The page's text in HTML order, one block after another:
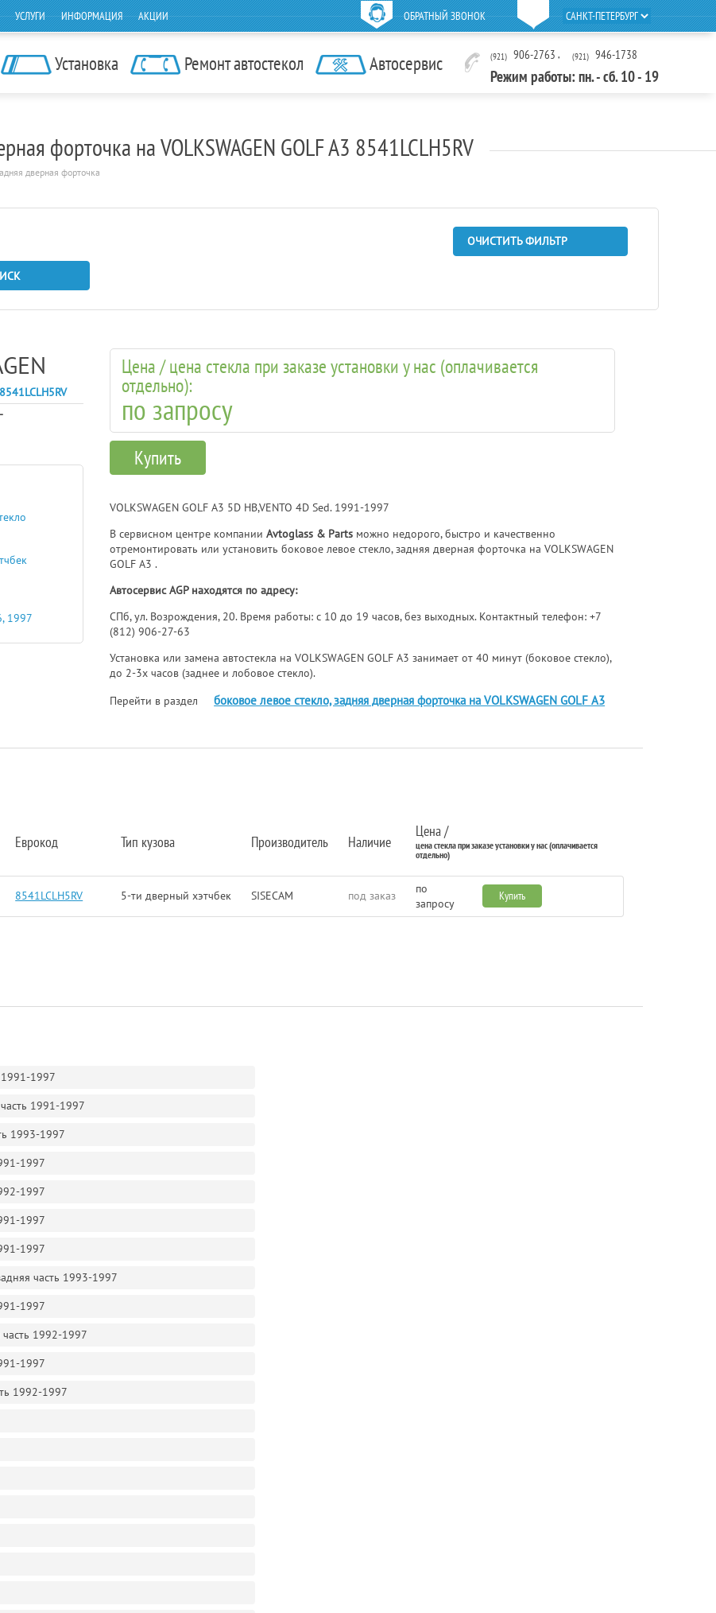
ОБРАТНЫЙ ЗВОНОК
УСЛУГИ ИНФОРМАЦИЯ АКЦИИ
Установка Ремонт автостекол Автосервис (921) 906-2763 , (921) 946-1738
Режим работы: пн. - сб. 10 - 19
форточка на VOLKSWAGEN GOLF A3 8541LCLH5RV
дверная форточка
ОЧИСТИТЬ ФИЛЬТР
8541LCLH5RV
-
1997
Цена / цена стекла при заказе установки у нас (оплачивается
отдельно):
по запросу
Купить
VOLKSWAGEN GOLF A3 5D HB,VENTO 4D Sed. 1991-1997
В сервисном центре компанииAvtoglass & Parts можно недорого, быстро и качественно
отремонтировать или установить боковое левое стекло, задняя дверная форточка на VOLKSWAGEN
GOLF A3 .
Автосервис AGP находятся по адресу:
СПб, ул. Возрождения, 20. Время работы: с 10 до 19 часов, без выходных. Контактный телефон:+7
(812) 906-27-63
Установка или замена автостекла на VOLKSWAGEN GOLF A3 занимает от 40 минут (боковое стекло),
до 2-3х часов (заднее и лобовое стекло).
Перейти в раздел
боковое левое стекло, задняя дверная форточка на VOLKSWAGEN GOLF A3
Еврокод Тип кузова Производитель Наличие
Цена /
цена стекла при заказе установки у нас (оплачивается
отдельно)
8541LCLH5RV 5-ти дверный xэтчбек SISECAM под заказ
по
запросу
Купить
1991-1997
1991-1997
1993-1997
1997
1997
1997
1997
часть 1993-1997
1997
1992-1997
1997
1992-1997